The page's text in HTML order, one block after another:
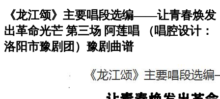
《龙江颂》主要唱段选编——让青春焕发
出革命光芒 第三场 阿莲唱 （唱腔设计：
洛阳市豫剧团）豫剧曲谱